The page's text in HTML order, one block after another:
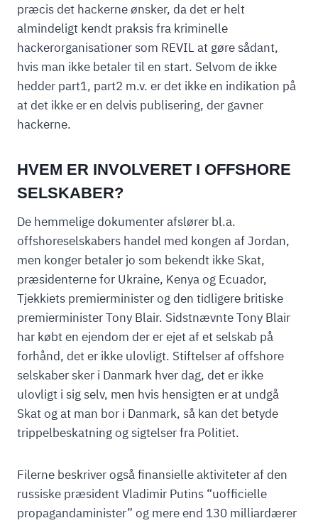
præcis det hackerne ønsker, da det er helt
almindeligt kendt praksis fra kriminelle
hackerorganisationer som REVIL at gøre sådant,
hvis man ikke betaler til en start. Selvom de ikke
hedder part1, part2 m.v. er det ikke en indikation på
at det ikke er en delvis publisering, der gavner
hackerne.
HVEM ER INVOLVERET I OFFSHORE
SELSKABER?
De hemmelige dokumenter afslører bl.a.
offshoreselskabers handel med kongen af Jordan,
men konger betaler jo som bekendt ikke Skat,
præsidenterne for Ukraine, Kenya og Ecuador,
Tjekkiets premierminister og den tidligere britiske
premierminister Tony Blair. Sidstnævnte Tony Blair
har købt en ejendom der er ejet af et selskab på
forhånd, det er ikke ulovligt. Stiftelser af offshore
selskaber sker i Danmark hver dag, det er ikke
ulovligt i sig selv, men hvis hensigten er at undgå
Skat og at man bor i Danmark, så kan det betyde
trippelbeskatning og sigtelser fra Politiet.
Filerne beskriver også finansielle aktiviteter af den
russiske præsident Vladimir Putins “uofficielle
propagandaminister” og mere end 130 milliardærer